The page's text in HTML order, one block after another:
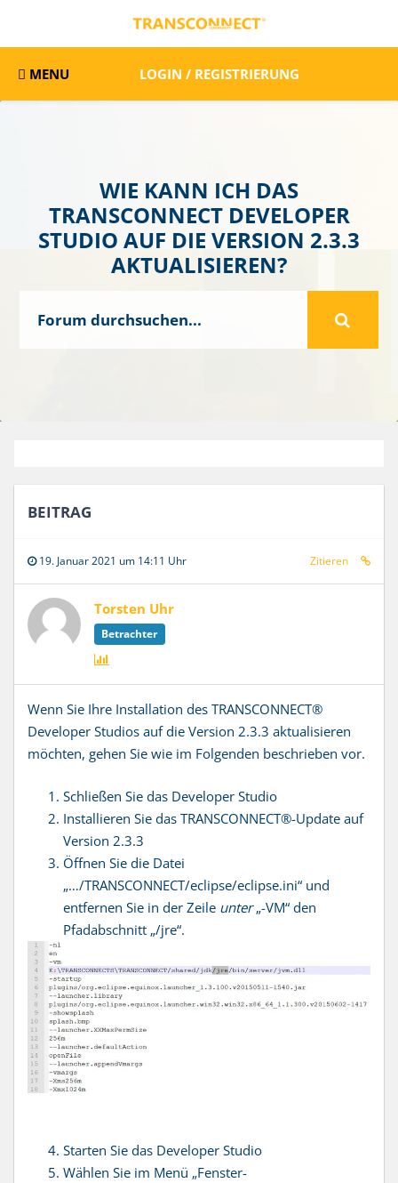
MENU LOGIN / REGISTRIERUNG
WIE KANN ICH DAS
TRANSCONNECT DEVELOPER
STUDIO AUF DIE VERSION 2.3.3
AKTUALISIEREN?
BEITRAG
19. Januar 2021 um 14:11 Uhr Zitieren
Torsten Uhr
Betrachter
Wenn Sie Ihre Installation des TRANSCONNECT®
Developer Studios auf die Version 2.3.3 aktualisieren
möchten, gehen Sie wie im Folgenden beschrieben vor.
Schließen Sie das Developer Studio
Installieren Sie das TRANSCONNECT®-Update auf
Version 2.3.3
Öffnen Sie die Datei
„…/TRANSCONNECT/eclipse/eclipse.ini“ und
entfernen Sie in der Zeile unter„-VM“ den
Pfadabschnitt „/jre“.
Starten Sie das Developer Studio
Wählen Sie im Menü „Fenster-